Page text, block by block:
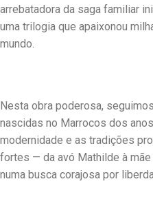
arrebatadora da saga familiar
uma trilogia que apaixonou
mundo.
Nesta obra poderosa, seguimos
nascidas no Marrocos dos
modernidade e as tradições
fortes — da avó Mathilde à
numa busca corajosa por